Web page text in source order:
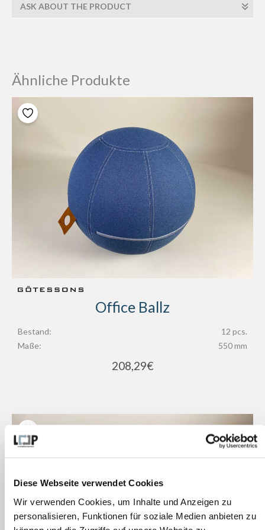
Diese Webseite verwendet Cookies
Wir verwenden Cookies, um Inhalte und Anzeigen zu
personalisieren, Funktionen für soziale Medien anbieten zu
ASK ABOUT THE PRODUCT
Ähnliche Produkte
Office Ballz
Bestand:
12 pcs.
Maße:
550 mm
208,29€